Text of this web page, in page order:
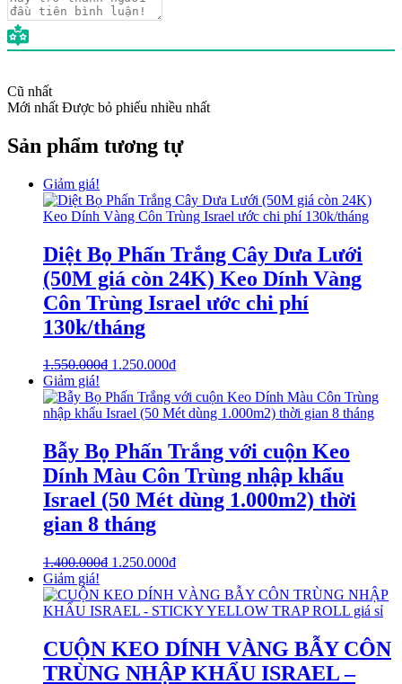
Cũ nhất
Mới nhất Được bỏ phiếu nhiều nhất
Sản phẩm tương tự
Giảm giá!
Diệt Bọ Phấn Trắng Cây Dưa Lưới
(50M giá còn 24K) Keo Dính Vàng
Côn Trùng Israel ước chi phí
130k/tháng
1.550.000₫ 1.250.000₫
Giảm giá!
Bẫy Bọ Phấn Trắng với cuộn Keo
Dính Màu Côn Trùng nhập khẩu
Israel (50 Mét dùng 1.000m2) thời
gian 8 tháng
1.400.000₫ 1.250.000₫
Giảm giá!
CUỘN KEO DÍNH VÀNG BẪY CÔN
TRÙNG NHẬP KHẨU ISRAEL –